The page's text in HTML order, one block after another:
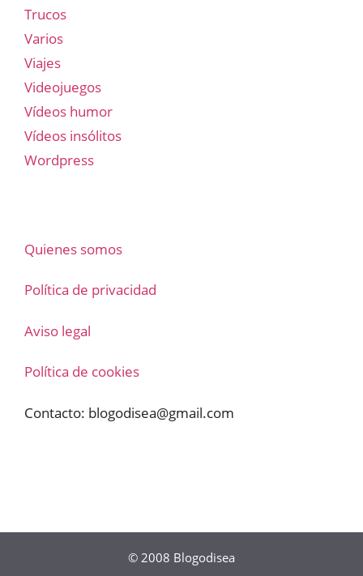
Trucos
Varios
Viajes
Videojuegos
Vídeos humor
Vídeos insólitos
Wordpress
Quienes somos
Política de privacidad
Aviso legal
Política de cookies
Contacto: blogodisea@gmail.com
© 2008 Blogodisea